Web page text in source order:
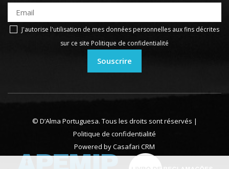
J'autorise l'utilisation de mes données personnelles aux fins décrites
sur ce site Politique de confidentialité
Souscrire
© D’Alma Portuguesa. Tous les droits sont réservés |
Politique de confidentialité
Powered byCasafari CRM